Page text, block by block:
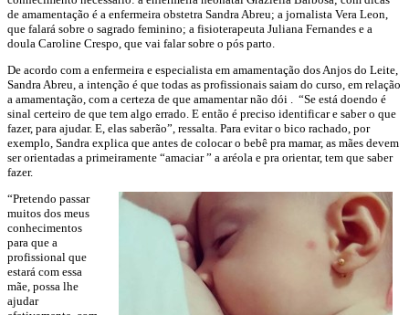
de amamentação é a enfermeira obstetra Sandra Abreu; a jornalista Vera Leon,
que falará sobre o sagrado feminino; a fisioterapeuta Juliana Fernandes e a
doula Caroline Crespo, que vai falar sobre o pós parto.
De acordo com a enfermeira e especialista em amamentação dos Anjos do Leite,
Sandra Abreu, a intenção é que todas as profissionais saiam do curso, em relação
a amamentação, com a certeza de que amamentar não dói . “Se está doendo é
sinal certeiro de que tem algo errado. E então é preciso identificar e saber o que
fazer, para ajudar. E, elas saberão”, ressalta. Para evitar o bico rachado, por
exemplo, Sandra explica que antes de colocar o bebê pra mamar, as mães devem
ser orientadas a primeiramente “amaciar ” a aréola e pra orientar, tem que saber
fazer.
“Pretendo passar
muitos dos meus
conhecimentos
para que a
profissional que
estará com essa
mãe, possa lhe
ajudar